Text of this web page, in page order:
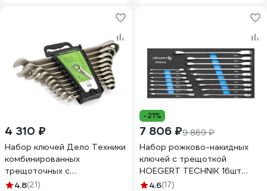
4 310 ₽
Набор ключей Дело Техники
комбинированных
трещоточных с
переключателем 10 шт.,
4.8(21)
-21%
7 806 ₽9 869 ₽
Набор рожково-накидных
ключей с трещоткой
HOEGERT TECHNIK 16шт
HT1R006-HT1R021 HT7G146
4.6(17)